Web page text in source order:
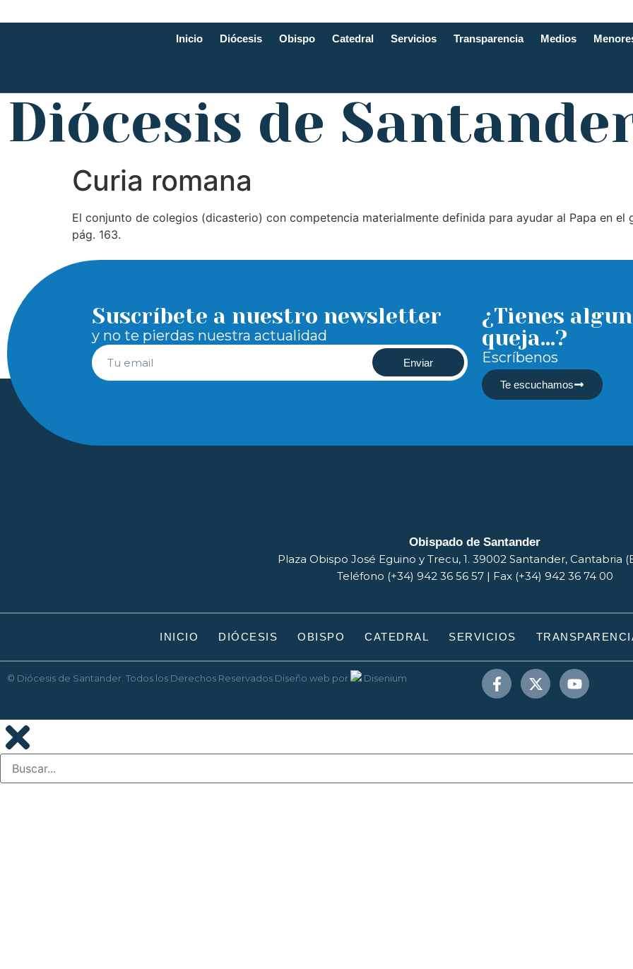
Inicio Diócesis Obispo Catedral Servicios Transparencia Medios
Diócesis de
Curia romana
El conjunto de colegios (dicasterio) con competencia materialmente definida para ayudar al Papa en el
pág. 163.
Suscríbete a nuestro newsletter
y no te pierdas nuestra actualidad
Enviar
¿Tienes
queja...?
Escríbenos
Te escuchamos
Obispado de Santander
Plaza Obispo José Eguino y Trecu, 1. 39002 Santander, Cantabria
Teléfono (+34) 942 36 56 57 | Fax (+34) 942 36 74 00
INICIO DIÓCESIS OBISPO CATEDRAL SERVICIOS
© Diócesis de Santander. Todos los Derechos Reservados Diseño web por Disenium